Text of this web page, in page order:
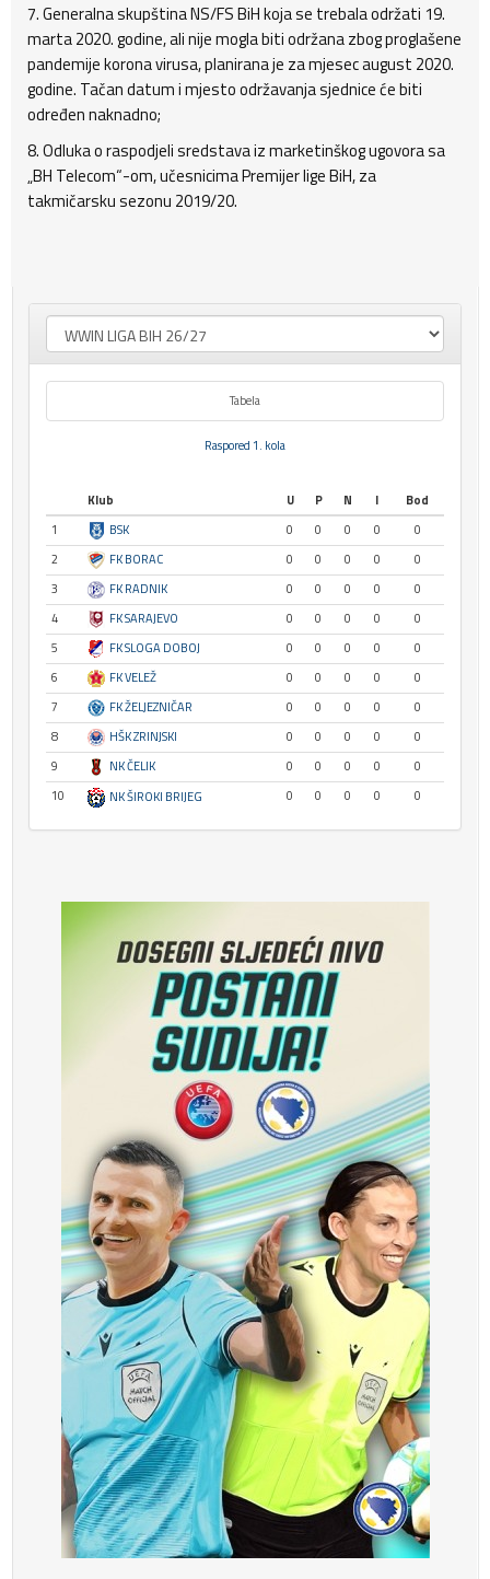
7. Generalna skupština NS/FS BiH koja se trebala održati 19.
marta 2020. godine, ali nije mogla biti održana zbog proglašene
pandemije korona virusa, planirana je za mjesec august 2020.
godine. Tačan datum i mjesto održavanja sjednice će biti
određen naknadno;
8. Odluka o raspodjeli sredstava iz marketinškog ugovora sa
„BH Telecom“-om, učesnicima Premijer lige BiH, za
takmičarsku sezonu 2019/20.
Tabela
Raspored 1. kola
Klub U P N I
Bod
1
BSK 0 0 0 0
0
2
FK BORAC 0 0 0 0
0
3
FK RADNIK 0 0 0 0
0
4
FK SARAJEVO 0 0 0 0
0
5
FK SLOGA DOBOJ 0 0 0 0
0
6
FK VELEŽ 0 0 0 0
0
7
FK ŽELJEZNIČAR 0 0 0 0
0
8
HŠK ZRINJSKI 0 0 0 0
0
9
NK ČELIK 0 0 0 0
0
10
NK ŠIROKI BRIJEG 0 0 0 0 0